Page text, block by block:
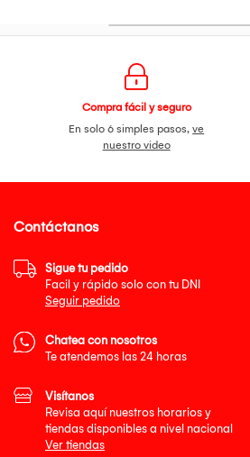
Compra fácil y seguro
En solo 6 simples pasos,ve
nuestro video
Contáctanos
Sigue tu pedido
Facil y rápido solo con tu DNI
Seguir pedido
Chatea con nosotros
Te atendemos las 24 horas
Visítanos
Revisa aquí nuestros horarios y
tiendas disponibles a nivel nacional
Ver tiendas